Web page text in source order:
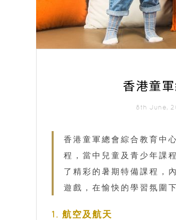
香港童
8th June,
香港童軍總會綜合教育中
程，當中兒童及青少年課
了精彩的暑期特備課程，
遊戲，在愉快的學習氛圍
1. 航空及航天